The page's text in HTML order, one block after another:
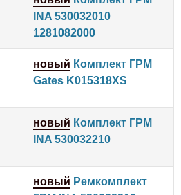
INA 530032010
1281082000
новый Комплект ГРМ
Gates K015318XS
новый Комплект ГРМ
INA 530032210
новый Ремкомплект